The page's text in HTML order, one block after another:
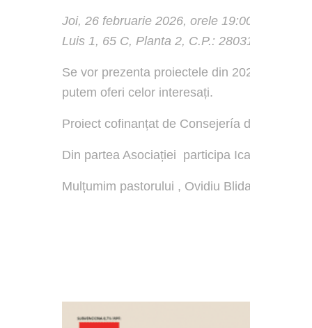
Joi, 26 februarie 2026, orele 19:00
Luis 1, 65 C, Planta 2, C.P.: 28031
Se vor prezenta proiectele din 2026,
putem oferi celor interesați.
Proiect cofinanțat de Consejería de
Din partea Asociației participa Ica Tomi,
Mulțumim pastorului , Ovidiu Blidar pentru